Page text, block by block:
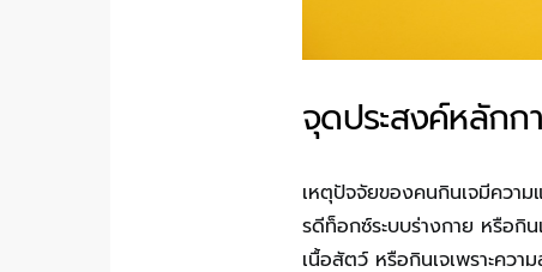
จุดประสงค์หลักก
เหตุปัจจัยของคนกินเจมีควา
รดีท็อกซ์ระบบร่างกาย หรือกิน
เนื้อสัตว์ หรือกินเจเพราะคว